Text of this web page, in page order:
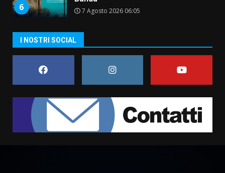
7
Grande successo per la “Sagra
9 Agosto 2026 07:32
2
Serie D, l’Us Fasano non molla e
conferma di voler ricorrere per
ottenere l’iscrizione
8 Agosto 2026 19:55
I NOSTRI SOCIAL